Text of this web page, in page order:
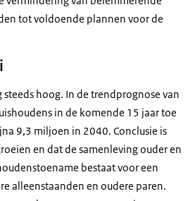
tot voldoende plannen voor de
hoog. In de trendprognose van
in de komende 15 jaar toe
9,3 miljoen in 2040. Conclusie is
en dat de samenleving ouder en
bestaat voor een
alleenstaanden en oudere paren.